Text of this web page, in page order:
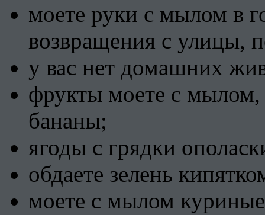
моете руки с мылом в
возвращения с улицы,
у вас нет домашних
фрукты моете с мылом,
бананы;
ягоды с грядки
обдаете зелень
моете с мылом